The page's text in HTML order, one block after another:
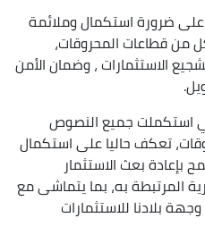
ضرورة استكمال وملائمة
من قطاعات المحروقات،
الاستثمارات ، وضمان الأمن
استكملت جميع النصوص
تعكف حاليا على استكمال
بعث الاستثمار
المرتبطة به، بما يتماشى مع
بلادنا للاستثمارات